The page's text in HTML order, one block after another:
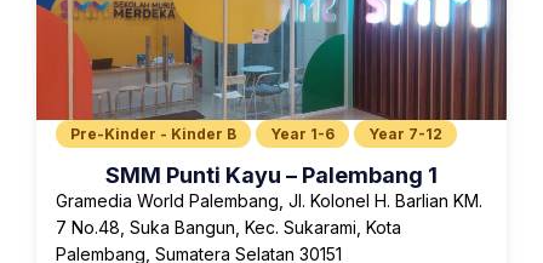
Pre-Kinder - Kinder B Year 1-6 Year 7-12
SMM Punti Kayu – Palembang 1
Gramedia World Palembang, Jl. Kolonel H. Barlian KM.
7 No.48, Suka Bangun, Kec. Sukarami, Kota
Palembang, Sumatera Selatan 30151